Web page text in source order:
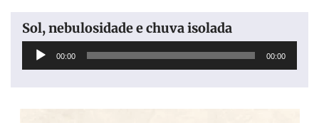
Sol, nebulosidade e chuva isolada
Tocador
00:00 00:00